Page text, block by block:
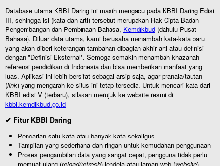
Database utama KBBI Daring ini masih mengacu pada KBBI Daring Edisi
III, sehingga isi (kata dan arti) tersebut merupakan Hak Cipta Badan
Pengembangan dan Pembinaan Bahasa, Kemdikbud (dahulu Pusat
Bahasa). Diluar data utama, kami berusaha menambah kata-kata baru
yang akan diberi keterangan tambahan dibagian akhir arti atau definisi
dengan "Definisi Eksternal". Semoga semakin menambah khazanah
referensi pendidikan di Indonesia dan bisa memberikan manfaat yang
luas. Aplikasi ini lebih bersifat sebagai arsip saja, agar pranala/tautan
(link) yang mengarah ke situs ini tetap tersedia. Untuk mencari kata dari
KBBI edisi V (terbaru), silakan merujuk ke website resmi di
kbbi.kemdikbud.go.id
✔ Fitur KBBI Daring
Pencarian satu kata atau banyak kata sekaligus
Tampilan yang sederhana dan ringan untuk kemudahan penggunaan
Proses pengambilan data yang sangat cepat, pengguna tidak perlu
memuat ulang (reload/refresh) jendela atau laman web (website)